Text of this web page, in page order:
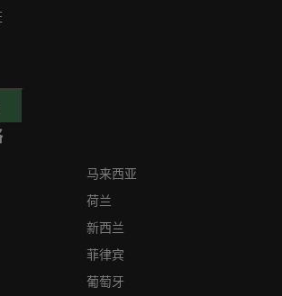
马来西亚
荷兰
新西兰
菲律宾
葡萄牙